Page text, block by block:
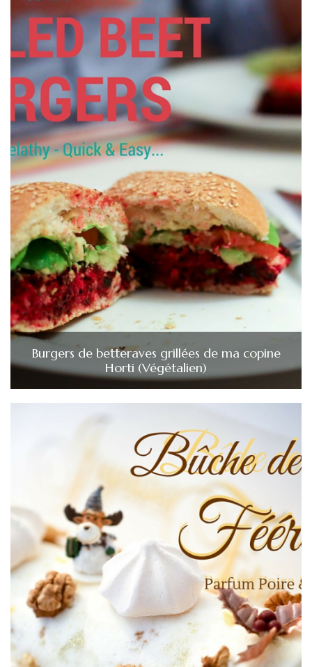
Burgers de betteraves grillées de ma copine
Horti (Végétalien)